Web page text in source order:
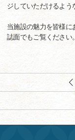
ジしていただけるよう
当施設の魅力を皆様
誌面でもご覧ください。